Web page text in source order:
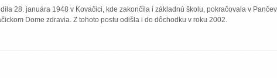
28. januára 1948 v Kovačici, kde zakončila i základnú školu, pokračovala v
Dome zdravia. Z tohoto postu odišla i do dôchodku v roku 2002.